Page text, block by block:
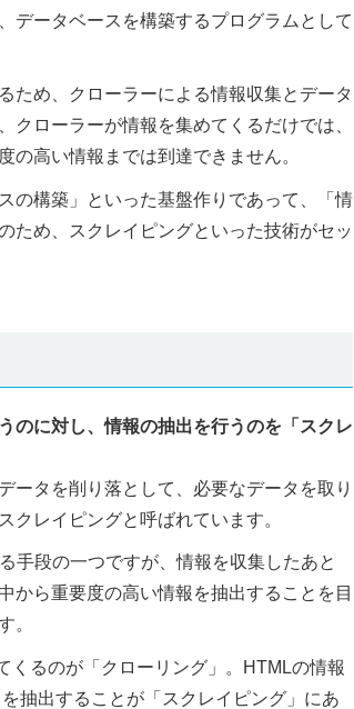
データベースを構築するプログラムとして
ため、クローラーによる情報収集とデータ
ローラーが情報を集めてくるだけでは、
の高い情報までは到達できません。
の構築」といった基盤作りであって、「情
ため、スクレイピングといった技術がセッ
のに対し、情報の抽出を行うのを「スクレ
ータを削り落として、必要なデータを取り
クレイピングと呼ばれています。
手段の一つですが、情報を収集したあと
から重要度の高い情報を抽出することを目
。
るのが「クローリング」。HTMLの情報
抽出することが「スクレイピング」にあ